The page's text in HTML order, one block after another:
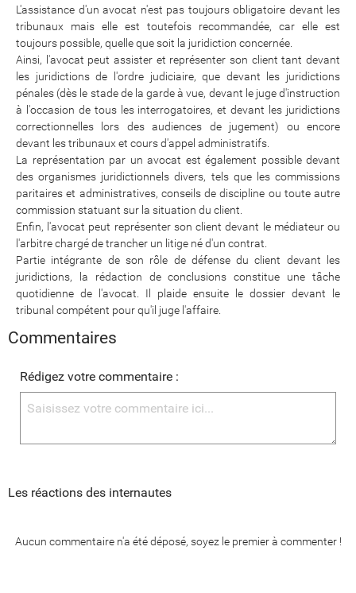
L'assistance d'un avocat n'est pas toujours obligatoire devant les
tribunaux mais elle est toutefois recommandée, car elle est
toujours possible, quelle que soit la juridiction concernée.
Ainsi, l'avocat peut assister et représenter son client tant devant
les juridictions de l'ordre judiciaire, que devant les juridictions
pénales (dès le stade de la garde à vue, devant le juge d'instruction
à l'occasion de tous les interrogatoires, et devant les juridictions
correctionnelles lors des audiences de jugement) ou encore
devant les tribunaux et cours d'appel administratifs.
La représentation par un avocat est également possible devant
des organismes juridictionnels divers, tels que les commissions
paritaires et administratives, conseils de discipline ou toute autre
commission statuant sur la situation du client.
Enfin, l'avocat peut représenter son client devant le médiateur ou
l'arbitre chargé de trancher un litige né d'un contrat.
Partie intégrante de son rôle de défense du client devant les
juridictions, la rédaction de conclusions constitue une tâche
quotidienne de l'avocat. Il plaide ensuite le dossier devant le
tribunal compétent pour qu'il juge l'affaire.
Commentaires
Rédigez votre commentaire :
Les réactions des internautes
Aucun commentaire n'a été déposé, soyez le premier à commenter !